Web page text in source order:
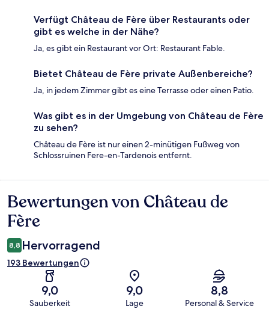
Verfügt Château de Fère über Restaurants oder
gibt es welche in der Nähe?
Ja, es gibt ein Restaurant vor Ort: Restaurant Fable.
Bietet Château de Fère private Außenbereiche?
Ja, in jedem Zimmer gibt es eine Terrasse oder einen Patio.
Was gibt es in der Umgebung von Château de Fère
zu sehen?
Château de Fère ist nur einen 2-minütigen Fußweg von
Schlossruinen Fere-en-Tardenois entfernt.
Bewertungen
Bewertungen von Château de
Fère
8,8 Hervorragend
193 Bewertungen
9,0
Sauberkeit
9,0
Lage
8,8
Personal & Service